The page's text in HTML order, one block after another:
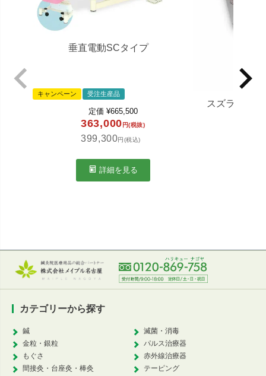
垂直電動SCタイプ
キャンペーン 受注生産品
定価 ¥665,500
363,000 円(税抜)
399,300円(税込)
詳細を見る
スズランカ
カテゴリーから探す
鍼
金粒・銀粒
もぐさ
間接灸・台座灸・棒灸
滅菌・消毒
パルス治療器
赤外線治療器
テーピング